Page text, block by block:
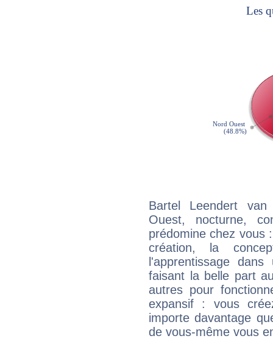
Bartel Leendert
Ouest, nocturne,
prédomine chez vous
création, la
l'apprentissage
faisant la belle part
autres pour
expansif : vous
importe davantage
de vous-même vous